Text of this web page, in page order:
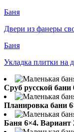
Баня
Двери из фанеры
Баня
Укладка плитки на
Сруб русской бани
Планировка бани
Баня 6×4. Вариант